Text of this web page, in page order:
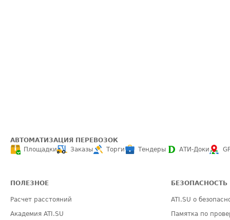
АВТОМАТИЗАЦИЯ ПЕРЕВОЗОК
Площадки
Заказы Торги Тендеры АТИ-Доки
ПОЛЕЗНОЕ
Расчет расстояний
Академия ATI.SU
БЕЗОПАСНОСТЬ
ATI.SU о
Памятка по